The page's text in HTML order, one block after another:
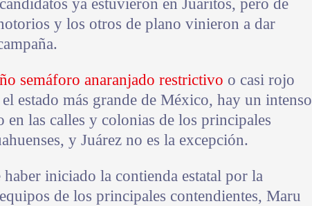
ya estuvieron en Juaritos, pero de
y los otros de plano vinieron a dar
semáforo anaranjado restrictivo o casi rojo
estado más grande de México, hay un intenso
las calles y colonias de los principales
y Juárez no es la excepción.
haber iniciado la contienda estatal por la
de los principales contendientes, Maru